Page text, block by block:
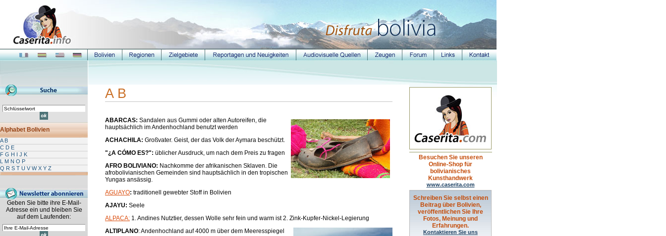
Alphabet Bolivien
A B
C D E
F G H I J K
L M N O P
Q R S T U V W X Y Z
Geben Sie bitte ihre E-Mail-
Adresse ein und bleiben Sie
auf dem Laufenden:
A B
ABARCAS: Sandalen aus Gummi oder alten Autoreifen, die
hauptsächlich im Andenhochland benutzt werden
ACHACHILA: Großvater. Geist, der das Volk der Aymara beschützt.
"¿A CÓMO ES?": üblicher Ausdruck, um nach dem Preis zu fragen
AFRO BOLIVIANO: Nachkomme der afrikanischen Sklaven. Die
afrobolivianischen Gemeinden sind hauptsächlich in den tropischen
Yungas ansässig.
AGUAYO: traditionell gewebter Stoff in Bolivien
AJAYU: Seele
ALPACA: 1. Andines Nutztier, dessen Wolle sehr fein und warm ist 2. Zink-Kupfer-Nickel-Legierung
ALTIPLANO: Andenhochland auf 4000 m über dem Meeresspiegel
Besuchen Sie unseren
Online-Shop für
bolivianisches
Kunsthandwerk
www.caserita.com
Schreiben Sie selbst einen
Beitrag über Bolivien,
veröffentlichen Sie Ihre
Fotos, Meinung und
Erfahrungen.
Kontaktieren Sie uns